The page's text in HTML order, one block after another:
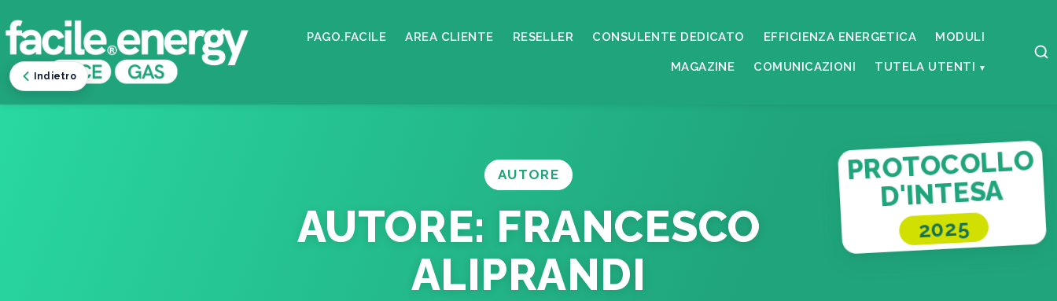
PAGO.FACILE AREA CLIENTE RESELLER CONSULENTE DEDICATO EFFICIENZA ENERGETICA MODULI
MAGAZINE COMUNICAZIONI TUTELA UTENTI
PROTOCOLLO
D'INTESA
2025
AUTORE
AUTORE: FRANCESCO
ALIPRANDI
Indietro